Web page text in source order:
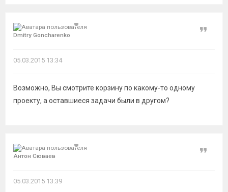
Dmitry Goncharenko
Цитата
05.03.2015 13:34
Возможно, Вы смотрите корзину по какому-то одному
проекту, а оставшиеся задачи были в другом?
Антон Сюваев
Цитата
05.03.2015 13:39